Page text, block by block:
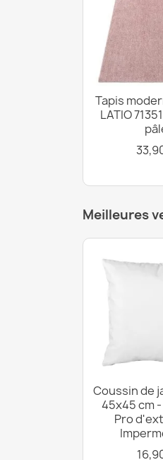
Tapis
LATIO
Meilleures
Coussin de
45x45 cm
Pro